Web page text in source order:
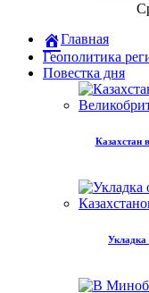
Главная
Геополитика
Повестка дня
Казахстан
Укладка